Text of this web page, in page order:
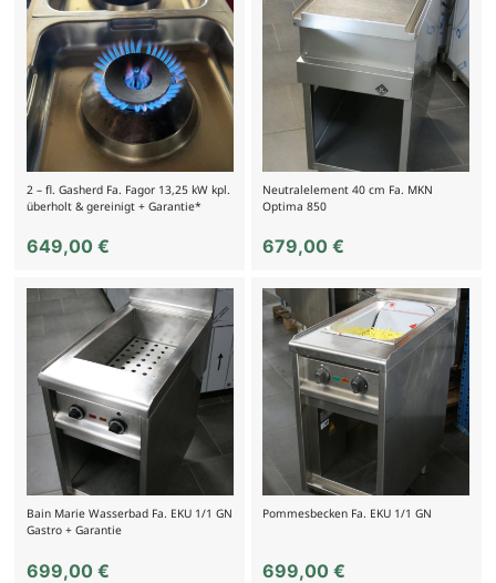
2 – fl. Gasherd Fa. Fagor 13,25 kW kpl.
überholt & gereinigt + Garantie*
649,00 €
Neutralelement 40 cm Fa. MKN
Optima 850
679,00€
Bain Marie Wasserbad Fa. EKU 1/1 GN
Gastro + Garantie
699,00 €
Pommesbecken Fa. EKU 1/1 GN
699,00€